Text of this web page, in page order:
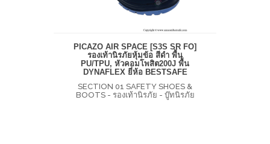
PICAZO AIR SPACE [S3S SR FO]
รองเท้านิรภัยหุ้มข้อ สีดำ พื้น
PU/TPU, หัวคอมโพสิต200J พื้น
DYNAFLEX ยี่ห้อ BESTSAFE
SECTION 01 SAFETY SHOES &
BOOTS - รองเท้านิรภัย - บู๊ทนิรภัย